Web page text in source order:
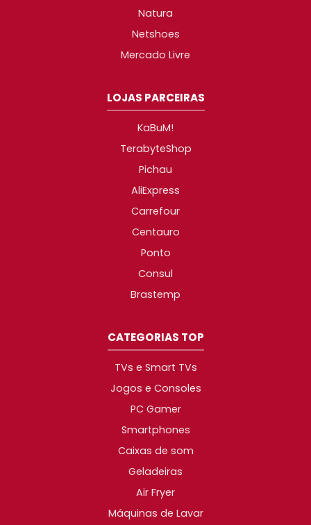
Natura
Netshoes
Mercado Livre
LOJAS PARCEIRAS
KaBuM!
TerabyteShop
Pichau
AliExpress
Carrefour
Centauro
Ponto
Consul
Brastemp
CATEGORIAS TOP
TVs e Smart TVs
Jogos e Consoles
PC Gamer
Smartphones
Caixas de som
Geladeiras
Air Fryer
Máquinas de Lavar